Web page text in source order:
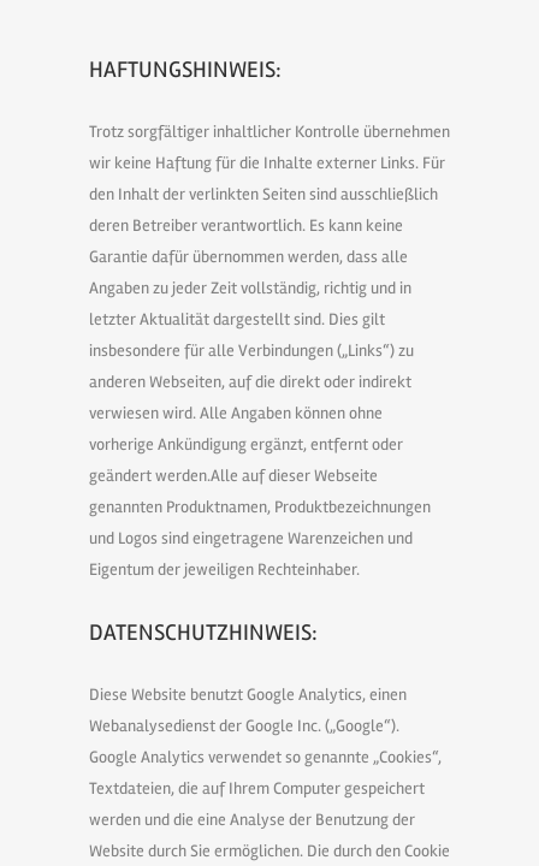
HAFTUNGSHINWEIS:
Trotz sorgfältiger inhaltlicher Kontrolle übernehmen
wir keine Haftung für die Inhalte externer Links. Für
den Inhalt der verlinkten Seiten sind ausschließlich
deren Betreiber verantwortlich. Es kann keine
Garantie dafür übernommen werden, dass alle
Angaben zu jeder Zeit vollständig, richtig und in
letzter Aktualität dargestellt sind. Dies gilt
insbesondere für alle Verbindungen („Links“) zu
anderen Webseiten, auf die direkt oder indirekt
verwiesen wird. Alle Angaben können ohne
vorherige Ankündigung ergänzt, entfernt oder
geändert werden.Alle auf dieser Webseite
genannten Produktnamen, Produktbezeichnungen
und Logos sind eingetragene Warenzeichen und
Eigentum der jeweiligen Rechteinhaber.
DATENSCHUTZHINWEIS:
Diese Website benutzt Google Analytics, einen
Webanalysedienst der Google Inc. („Google“).
Google Analytics verwendet so genannte „Cookies“,
Textdateien, die auf Ihrem Computer gespeichert
werden und die eine Analyse der Benutzung der
Website durch Sie ermöglichen. Die durch den Cookie